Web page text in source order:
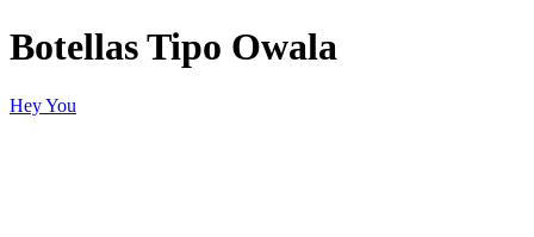
Botellas Tipo Owala
Hey You